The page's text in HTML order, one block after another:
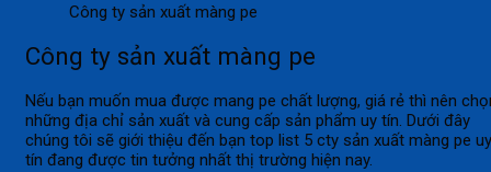
Công ty sản xuất màng pe
Công ty sản xuất màng pe
Nếu bạn muốn mua được mang pe chất lượng, giá rẻ thì nên
những địa chỉ sản xuất và cung cấp sản phẩm uy tín. Dưới đây
chúng tôi sẽ giới thiệu đến bạn top list 5 cty sản xuất màng pe uy
tín đang được tin tưởng nhất thị trường hiện nay.